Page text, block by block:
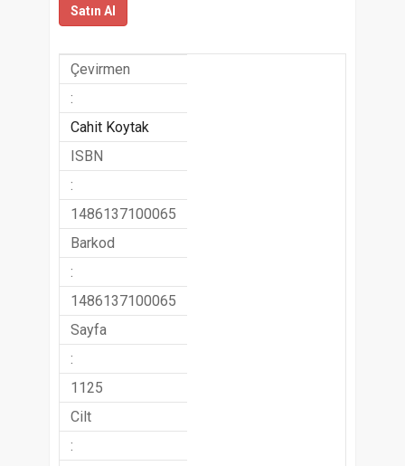
Satın Al
Çevirmen
:
Cahit Koytak
ISBN
:
1486137100065
Barkod
:
1486137100065
Sayfa
:
1125
Cilt
: